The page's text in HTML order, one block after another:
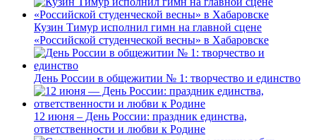
Кузин Тимур исполнил гимн на главной сцене
«Российской студенческой весны» в Хабаровске
День России в общежитии № 1: творчество и единство
12 июня – День России: праздник единства,
ответственности и любви к Родине